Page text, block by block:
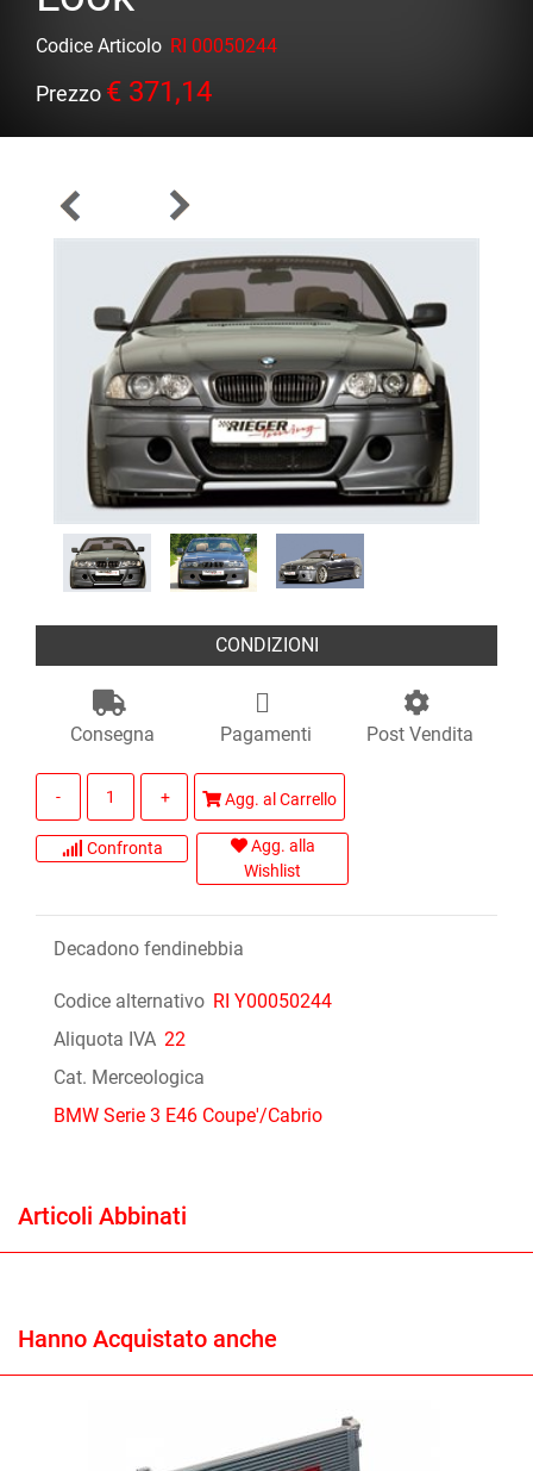
Codice Articolo RI 00050244
Prezzo € 371,14
CONDIZIONI
Consegna Pagamenti Post Vendita
Agg. al Carrello
Confronta
Agg. alla
Wishlist
Decadono fendinebbia
Codice alternativo RI Y00050244
Aliquota IVA 22
Cat. Merceologica
BMW Serie 3 E46 Coupe'/Cabrio
Articoli Abbinati
Hanno Acquistato anche